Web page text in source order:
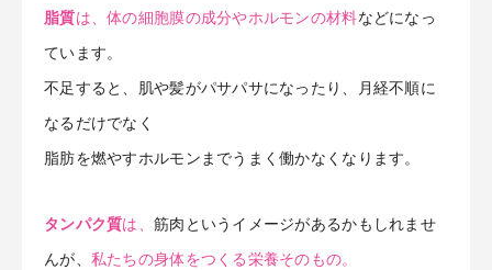
脂質は、体の細胞膜の成分やホルモンの材料などになっ
ています。
不足すると、肌や髪がパサパサになったり、月経不順に
なるだけでなく
脂肪を燃やすホルモンまでうまく働かなくなります。
タンパク質は、 筋肉というイメージがあるかもしれませ
んが、 私たちの身体をつくる栄養そのもの。